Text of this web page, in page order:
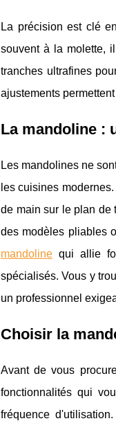
La précision est clé
souvent à la molette,
tranches ultrafines
ajustements
La mandoline :
Les mandolines ne
les cuisines
de main sur le plan de
des modèles pliables
mandoline qui allie
spécialisés. Vous y
un professionnel
Choisir la
Avant de vous
fonctionnalités qui
fréquence